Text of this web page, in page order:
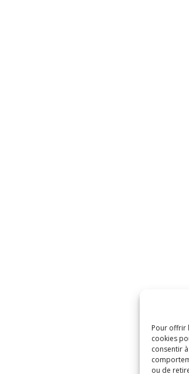
Pour offrir
cookies
consentir
ou de